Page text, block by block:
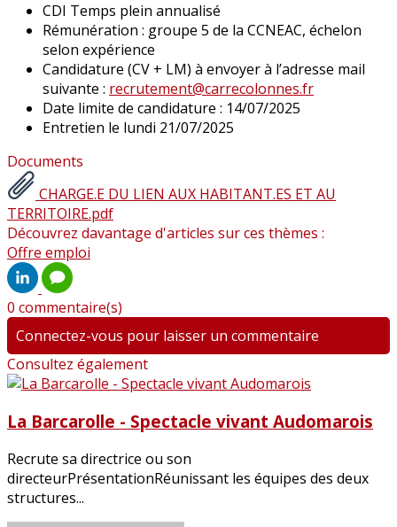
CDI Temps plein annualisé
Rémunération : groupe 5 de la CCNEAC, échelon
selon expérience
Candidature (CV + LM) à envoyer à l’adresse mail
suivante : recrutement@carrecolonnes.fr
Date limite de candidature : 14/07/2025
Entretien le lundi 21/07/2025
Documents
CHARGE.E DU LIEN AUX HABITANT.ES ET AU
TERRITOIRE.pdf
Découvrez davantage d'articles sur ces thèmes :
Offre emploi
0 commentaire(s)
Connectez-vous pour laisser un commentaire
Consultez également
La Barcarolle - Spectacle vivant Audomarois
Recrute sa directrice ou son
directeurPrésentationRéunissant les équipes des deux
structures...